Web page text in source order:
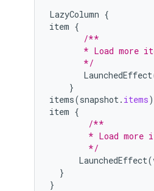
LazyColumn {
item {
/**
* Load more
       */
LaunchedEffect
}
items(snapshot. items)
item {
/**
* Load more
        */
LaunchedEffect(
}
}